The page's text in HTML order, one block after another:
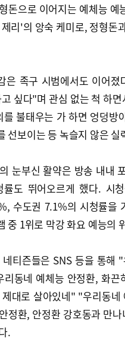
돈으로 이어지는 예체능
리'의 앙숙 케미로, 정형돈
은 족구 시범에서도 이어
싶다"며 관심 없는 척 하
불태우는 가 하면 엉덩방
선보이는 등 녹슬지 않은
눈부신 활약은 방송 내내
률도 뛰어오르게 했다. 시
수도권 7.1%의 시청률을
중 1위로 막강 화요 예능의
티즌들은 SNS 등을 통해
리동네 예체능 안정환, 화
대로 살아있네" "우리동
정환, 안정환 강호동과 만
.